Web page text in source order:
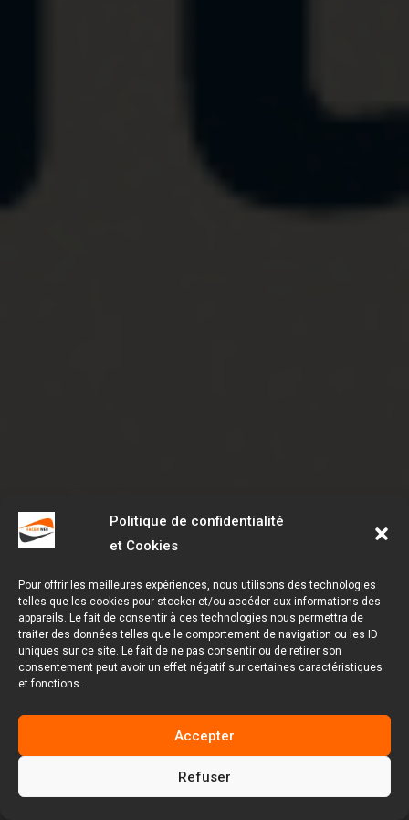
Politique de confidentialité
et Cookies
Pour offrir les meilleures expériences, nous utilisons des technologies
telles que les cookies pour stocker et/ou accéder aux informations des
appareils. Le fait de consentir à ces technologies nous permettra de
traiter des données telles que le comportement de navigation ou les ID
uniques sur ce site. Le fait de ne pas consentir ou de retirer son
consentement peut avoir un effet négatif sur certaines caractéristiques
et fonctions.
Accepter
Refuser